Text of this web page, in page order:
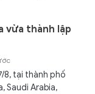
vừa thành lập
8, tại thành phố
Saudi Arabia,